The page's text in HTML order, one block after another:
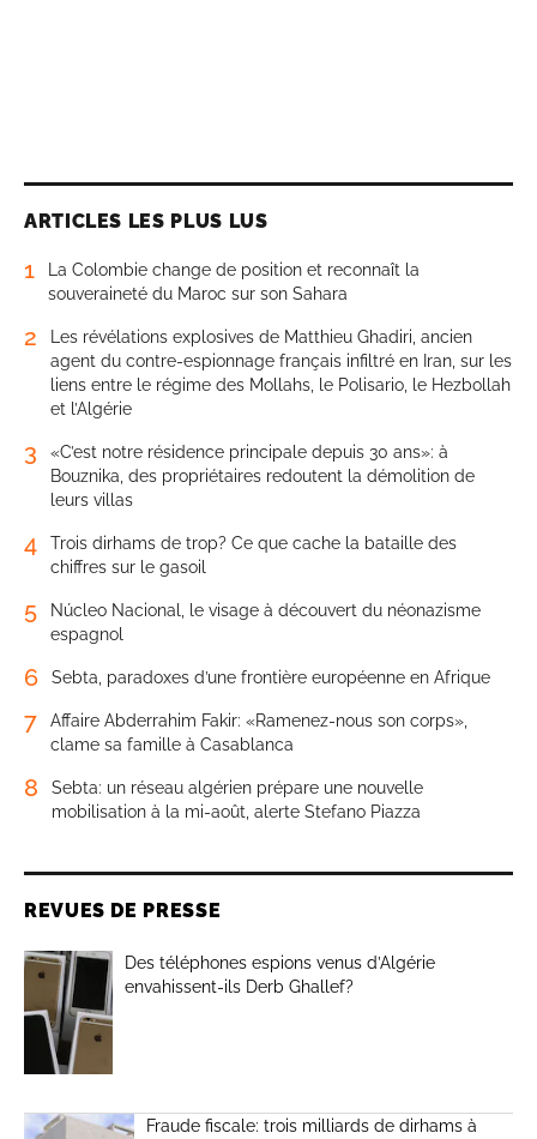
ARTICLES LES PLUS LUS
1
La Colombie change de position et reconnaît la
souveraineté du Maroc sur son Sahara
2
Les révélations explosives de Matthieu Ghadiri, ancien
agent du contre-espionnage français infiltré en Iran, sur les
liens entre le régime des Mollahs, le Polisario, le Hezbollah
et l’Algérie
3
«C’est notre résidence principale depuis 30 ans»: à
Bouznika, des propriétaires redoutent la démolition de
leurs villas
4
Trois dirhams de trop? Ce que cache la bataille des
chiffres sur le gasoil
5
Núcleo Nacional, le visage à découvert du néonazisme
espagnol
6 Sebta, paradoxes d’une frontière européenne en Afrique
7
Affaire Abderrahim Fakir: «Ramenez-nous son corps»,
clame sa famille à Casablanca
8
Sebta: un réseau algérien prépare une nouvelle
mobilisation à la mi-août, alerte Stefano Piazza
REVUES DE PRESSE
Des téléphones espions venus d’Algérie
envahissent-ils Derb Ghallef?
Fraude fiscale: trois milliards de dirhams à